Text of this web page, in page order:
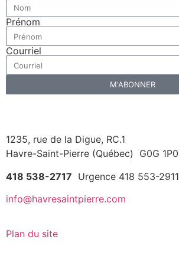
Prénom
Courriel
M'ABONNER
1235, rue de la Digue, RC.1
Havre-Saint-Pierre (Québec) G0G 1P0
418 538-2717 Urgence 418 553-2911
info@havresaintpierre.com
Plan du site